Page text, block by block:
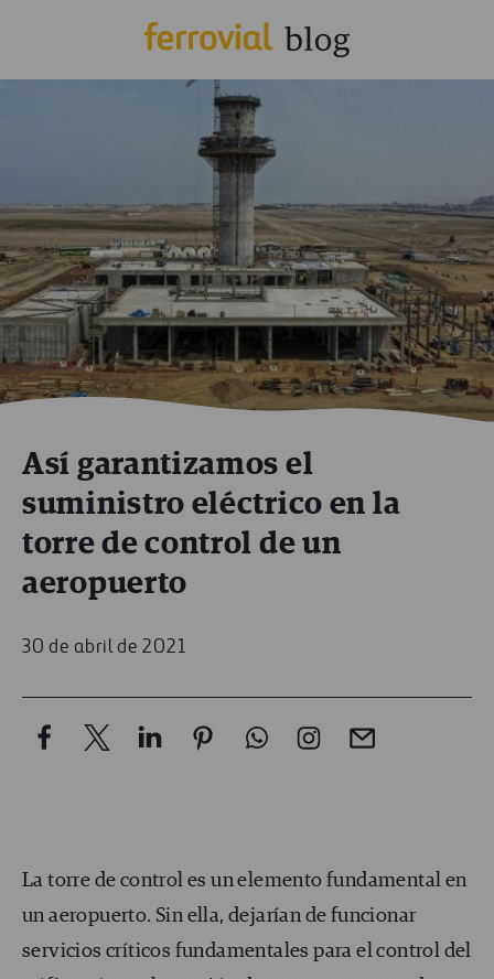
Así garantizamos el
suministro eléctrico en la
torre de control de un
aeropuerto
30 de abril de 2021
La torre de control es un elemento fundamental en
un aeropuerto. Sin ella, dejarían de funcionar
servicios críticos fundamentales para el control del